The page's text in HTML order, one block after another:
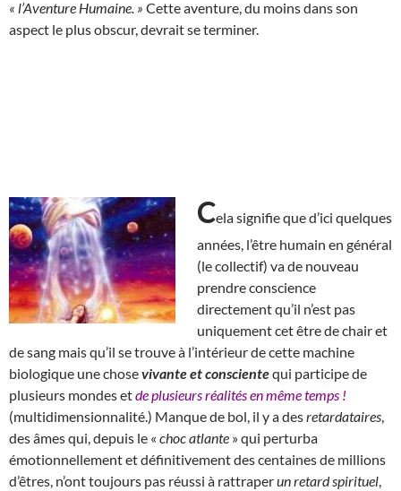
« l’Aventure Humaine. » Cette aventure, du moins dans son
aspect le plus obscur, devrait se terminer.
Cela signifie que d’ici quelques
années, l’être humain en général
(le collectif) va de nouveau
prendre conscience
directement qu’il n’est pas
uniquement cet être de chair et
de sang mais qu’il se trouve à l’intérieur de cette machine
biologique une chosevivante et conscientequi participe de
plusieurs mondes etde plusieurs réalités en même temps !
(multidimensionnalité.) Manque de bol, il y a desretardataires
des âmes qui, depuis le « choc atlante » qui perturba
émotionnellement et définitivement des centaines de millions
d’êtres, n’ont toujours pas réussi à rattraperun retard spirituel